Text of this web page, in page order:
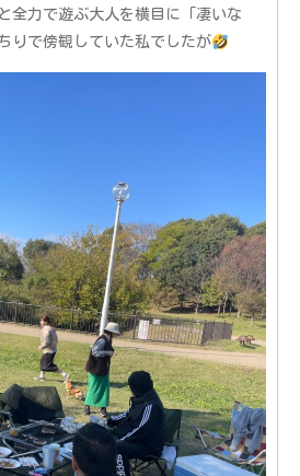
全力で遊ぶ大人を横目に「凄いな
りで傍観していた私でしたが